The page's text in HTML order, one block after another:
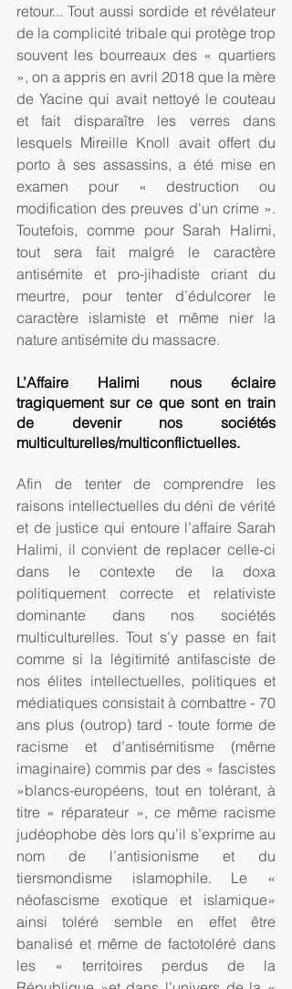
retour... Tout aussi sordide et révélateur
de la complicité tribale qui protège trop
souvent les bourreaux des « quartiers
», on a appris en avril 2018 que la mère
de Yacine qui avait nettoyé le couteau
et fait disparaître les verres dans
lesquels Mireille Knoll avait offert du
porto à ses assassins, a été mise en
examen pour « destruction ou
modification des preuves d'un crime ».
Toutefois, comme pour Sarah Halimi,
tout sera fait malgré le caractère
antisémite et pro-jihadiste criant du
meurtre, pour tenter d’édulcorer le
caractère islamiste et même nier la
nature antisémite du massacre.
L’Affaire Halimi nous éclaire
tragiquement sur ce que sont en train
de devenir nos sociétés
multiculturelles/multiconflictuelles.
Afin de tenter de comprendre les
raisons intellectuelles du déni de vérité
et de justice qui entoure l’affaire Sarah
Halimi, il convient de replacer celle-ci
dans le contexte de la doxa
politiquement correcte et relativiste
dominante dans nos sociétés
multiculturelles. Tout s’y passe en fait
comme si la légitimité antifasciste de
nos élites intellectuelles, politiques et
médiatiques consistait à combattre - 70
ans plus (outrop) tard - toute forme de
racisme et d’antisémitisme (même
imaginaire) commis par des « fascistes
»blancs-européens, tout en tolérant, à
titre « réparateur », ce même racisme
judéophobe dès lors qu’il s’exprime au
nom de l’antisionisme et du
tiersmondisme islamophile. Le «
néofascisme exotique et islamique»
ainsi toléré semble en effet être
banalisé et même de factotoléré dans
les « territoires perdus de la